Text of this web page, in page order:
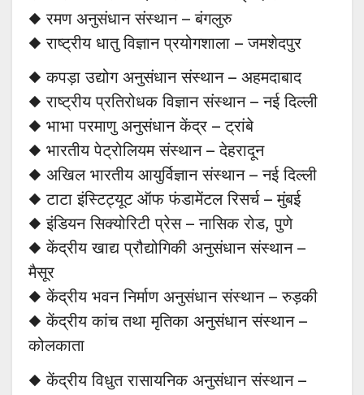
◆ रमण अनुसंधान संस्थान – बंगलुरु
◆ राष्ट्रीय धातु विज्ञान प्रयोगशाला – जमशेदपुर
◆ कपड़ा उद्योग अनुसंधान संस्थान – अहमदाबाद
◆ राष्ट्रीय प्रतिरोधक विज्ञान संस्थान – नई दिल्ली
◆ भाभा परमाणु अनुसंधान केंद्र – ट्रांबे
◆ भारतीय पेट्रोलियम संस्थान – देहरादून
◆ अखिल भारतीय आयुर्विज्ञान संस्थान – नई दिल्ली
◆ टाटा इंस्टिट्यूट ऑफ फंडामेंटल रिसर्च – मुंबई
◆ इंडियन सिक्योरिटी प्रेस – नासिक रोड, पुणे
◆ केंद्रीय खाद्य प्रौद्योगिकी अनुसंधान संस्थान –
मैसूर
◆ केंद्रीय भवन निर्माण अनुसंधान संस्थान – रुड़की
◆ केंद्रीय कांच तथा मृतिका अनुसंधान संस्थान –
कोलकाता
◆ केंद्रीय विधुत रासायनिक अनुसंधान संस्थान –